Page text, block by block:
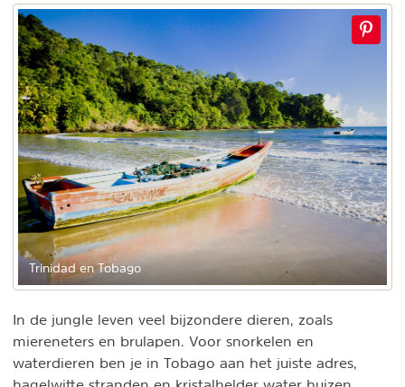
Trinidad en Tobago
In de jungle leven veel bijzondere dieren, zoals
miereneters en brulapen. Voor snorkelen en
waterdieren ben je in Tobago aan het juiste adres,
hagelwitte stranden en kristalhelder water huizen